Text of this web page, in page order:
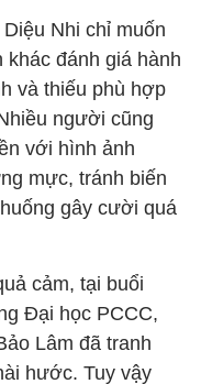
Nhi chỉ muốn
đánh giá hành
và thiếu phù hợp
người cũng
với hình ảnh
mực, tránh biến
gây cười quá
cảm, tại buổi
Đại học PCCC,
Lâm đã tranh
hước. Tuy vậy